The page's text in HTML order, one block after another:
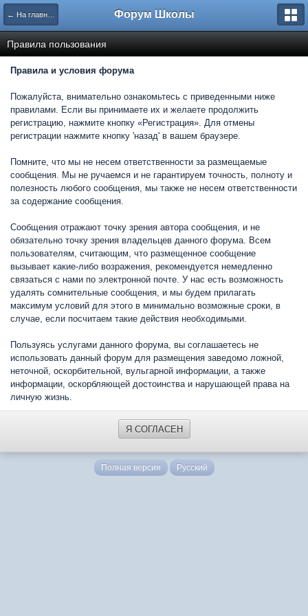
← На главную страницу Форум Школы
Правила пользования
Правила и условия форума
Пожалуйста, внимательно ознакомьтесь с приведенными ниже
правилами. Если вы принимаете их и желаете продолжить
регистрацию, нажмите кнопку «Регистрация». Для отмены
регистрации нажмите кнопку 'назад' в вашем браузере.
Помните, что мы не несем ответственности за размещаемые
сообщения. Мы не ручаемся и не гарантируем точность, полноту и
полезность любого сообщения, мы также не несем ответственности
за содержание сообщения.
Сообщения отражают точку зрения автора сообщения, и не
обязательно точку зрения владельцев данного форума. Всем
пользователям, считающим, что размещенное сообщение
вызывает какие-либо возражения, рекомендуется немедленно
связаться с нами по электронной почте. У нас есть возможность
удалять сомнительные сообщения, и мы будем прилагать
максимум условий для этого в минимально возможные сроки, в
случае, если посчитаем такие действия необходимыми.
Пользуясь услугами данного форума, вы соглашаетесь не
использовать данный форум для размещения заведомо ложной,
неточной, оскорбительной, вульгарной информации, а также
информации, оскорбляющей достоинства и нарушающей права на
личную жизнь.
Я СОГЛАСЕН
Полная версия Русский